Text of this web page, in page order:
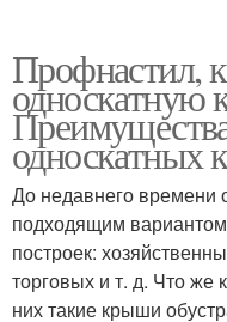
Профнастил,
односкатную
односкатных
До недавнего времени
подходящим
построек:
торговых и т. д. Что же
них такие крыши